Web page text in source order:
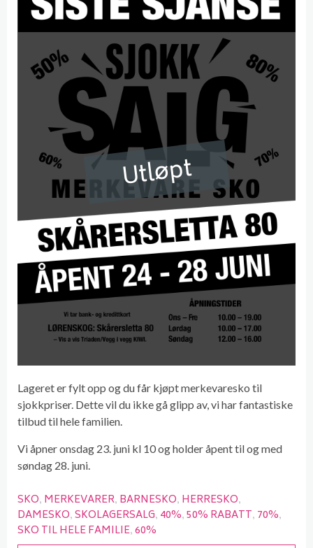
Utløpt
Lageret er fylt opp og du får kjøpt merkevaresko til
sjokkpriser. Dette vil du ikke gå glipp av, vi har fantastiske
tilbud til hele familien.
Vi åpner onsdag 23. juni kl 10 og holder åpent til og med
søndag 28. juni.
SKO MERKEVARER BARNESKO HERRESKO
DAMESKO SKOLAGERSALG 40% 50% RABATT 70%
SKO TIL HELE FAMILIE 60%